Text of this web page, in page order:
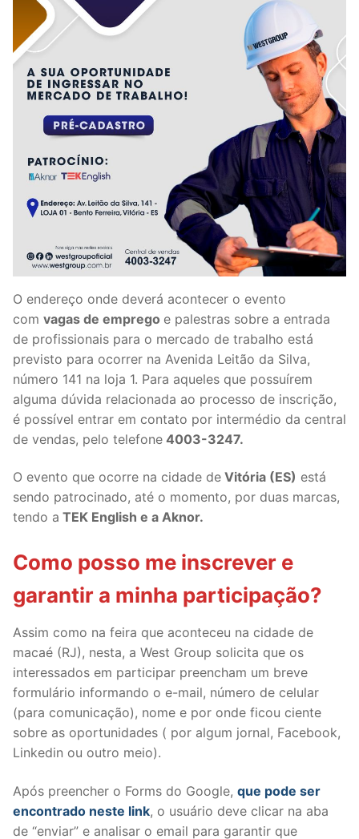
O endereço onde deverá acontecer o evento
com vagas de emprego e palestras sobre a entrada
de profissionais para o mercado de trabalho está
previsto para ocorrer na Avenida Leitão da Silva,
número 141 na loja 1. Para aqueles que possuírem
alguma dúvida relacionada ao processo de inscrição,
é possível entrar em contato por intermédio da central
de vendas, pelo telefone 4003-3247.
O evento que ocorre na cidade de Vitória (ES) está
sendo patrocinado, até o momento, por duas marcas,
tendo a TEK English e a Aknor.
Como posso me inscrever e
garantir a minha participação?
Assim como na feira que aconteceu na cidade de
macaé (RJ), nesta, a West Group solicita que os
interessados em participar preencham um breve
formulário informando o e-mail, número de celular
(para comunicação), nome e por onde ficou ciente
sobre as oportunidades ( por algum jornal, Facebook,
Linkedin ou outro meio).
Após preencher o Forms do Google, que pode ser
encontrado neste link, o usuário deve clicar na aba
de “enviar” e analisar o email para garantir que